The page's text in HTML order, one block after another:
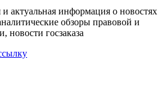
и актуальная информация о новостях
обзоры правовой и
новости госзаказа